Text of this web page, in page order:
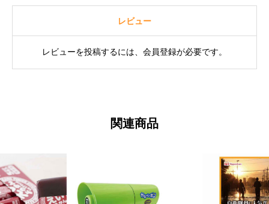
レビュー
レビューを投稿するには、会員登録が必要です。
関連商品